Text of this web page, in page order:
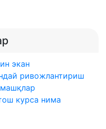
экан
ривожлантириш
курса нима